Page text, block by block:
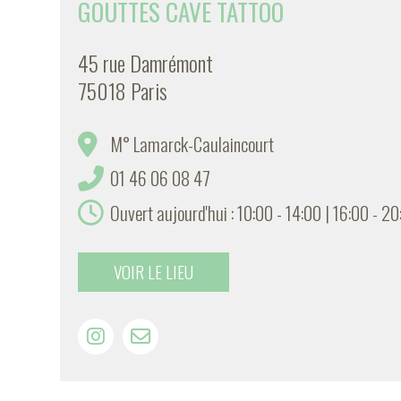
GOUTTES CAVE TATTOO
45 rue Damrémont
75018 Paris
M° Lamarck-Caulaincourt
01 46 06 08 47
Ouvert aujourd'hui : 10:00 - 14:00 | 16:00 -
VOIR LE LIEU